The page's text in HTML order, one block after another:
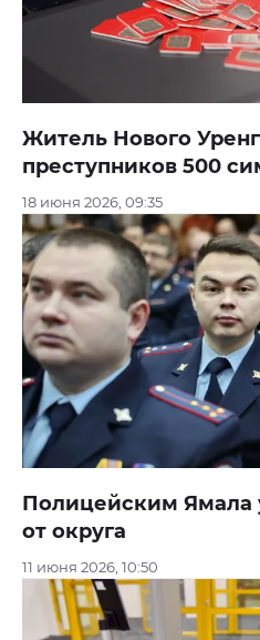
Житель Нового
преступников 500
18 июня 2026, 09:35
Полицейским Ямала
от округа
11 июня 2026, 10:50